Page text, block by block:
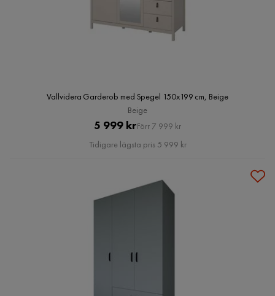
Vallvidera Garderob med Spegel 150x199 cm, Beige
Beige
Pris
5 999 krOriginal
Pris
Förr 7 999 kr
Tidigare lägsta pris 5 999 kr